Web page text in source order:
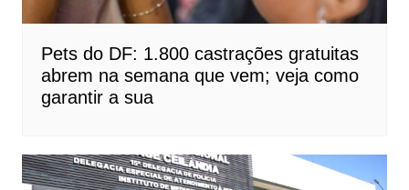
Pets do DF: 1.800 castrações gratuitas
abrem na semana que vem; veja como
garantir a sua